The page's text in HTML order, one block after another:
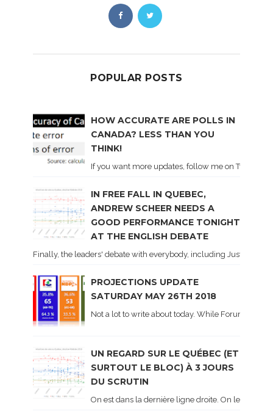
POPULAR POSTS
HOW ACCURATE ARE POLLS IN
CANADA? LESS THAN YOU
THINK!
If you want more updates, follow me on Twitter .
IN FREE FALL IN QUEBEC,
ANDREW SCHEER NEEDS A
GOOD PERFORMANCE TONIGHT
AT THE ENGLISH DEBATE
Finally, the leaders' debate with everybody, including Justin
PROJECTIONS UPDATE
SATURDAY MAY 26TH 2018
Not a lot to write about today. While Forum did
UN REGARD SUR LE QUÉBEC (ET
SURTOUT LE BLOC) À 3 JOURS
DU SCRUTIN
On est dans la dernière ligne droite. On le sait